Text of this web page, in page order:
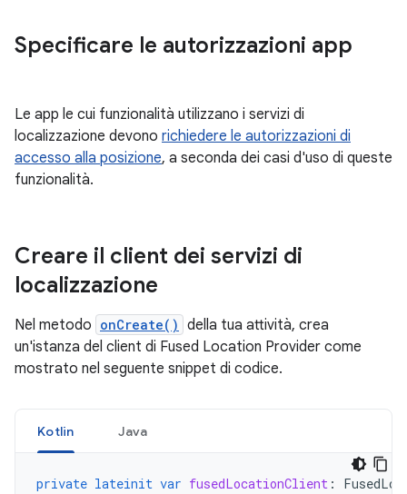
Specificare le autorizzazioni app
Le app le cui funzionalità utilizzano i servizi di
localizzazione devono richiedere le autorizzazioni di
accesso alla posizione, a seconda dei casi d'uso di queste
funzionalità.
Creare il client dei servizi di
localizzazione
Nel metodo onCreate() della tua attività, crea
un'istanza del client di Fused Location Provider come
mostrato nel seguente snippet di codice.
Kotlin Java
private lateinit var fusedLocationClient :